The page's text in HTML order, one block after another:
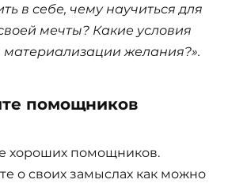
в себе, чему научиться для
мечты? Какие условия
желания?».
помощников
хороших помощников.
о своих замыслах как можно